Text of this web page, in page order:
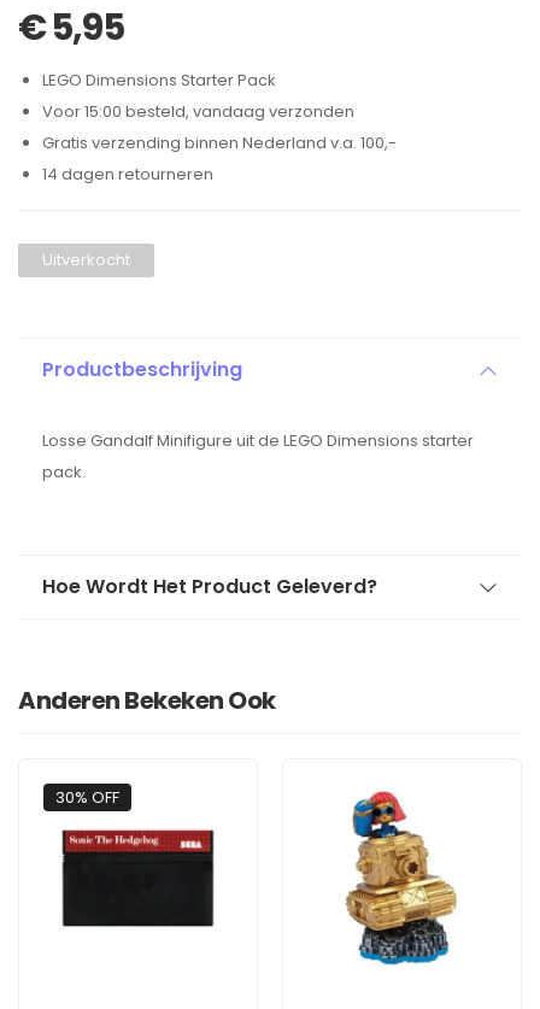
€5,95
LEGO Dimensions Starter Pack
Voor 15:00 besteld, vandaag verzonden
Gratis verzending binnen Nederland v.a. 100,-
14 dagen retourneren
Uitverkocht
Productbeschrijving
Losse Gandalf Minifigure uit de LEGO Dimensions starter
pack.
Hoe Wordt Het Product Geleverd?
Anderen Bekeken Ook
30% OFF